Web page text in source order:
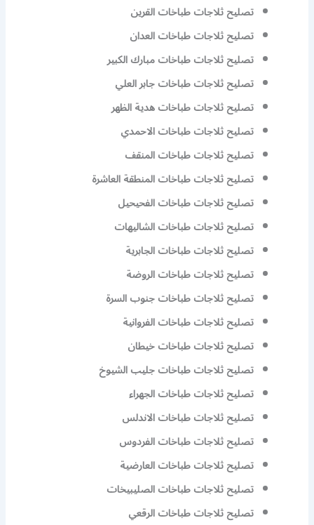
تصليح ثلاجات طباخات القرين
تصليح ثلاجات طباخات العدان
تصليح ثلاجات طباخات مبارك الكبير
تصليح ثلاجات طباخات جابر العلي
تصليح ثلاجات طباخات هدية الظهر
تصليح ثلاجات طباخات الاحمدي
تصليح ثلاجات طباخات المنقف
تصليح ثلاجات طباخات المنطقة العاشرة
تصليح ثلاجات طباخات الفحيحيل
تصليح ثلاجات طباخات الشاليهات
تصليح ثلاجات طباخات الجابرية
تصليح ثلاجات طباخات الروضة
تصليح ثلاجات طباخات جنوب السرة
تصليح ثلاجات طباخات الفروانية
تصليح ثلاجات طباخات خيطان
تصليح ثلاجات طباخات جليب الشيوخ
تصليح ثلاجات طباخات الجهراء
تصليح ثلاجات طباخات الاندلس
تصليح ثلاجات طباخات الفردوس
تصليح ثلاجات طباخات العارضية
تصليح ثلاجات طباخات الصليبيخات
تصليح ثلاجات طباخات الرقعي